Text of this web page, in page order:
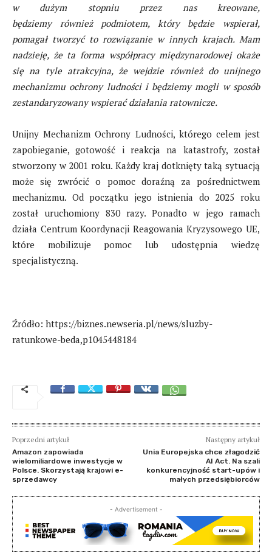
w dużym stopniu przez nas kreowane,
będziemy również podmiotem, który będzie wspierał,
pomagał tworzyć to rozwiązanie w innych krajach. Mam
nadzieję, że ta forma współpracy międzynarodowej okaże
się na tyle atrakcyjna, że wejdzie również do unijnego
mechanizmu ochrony ludności i będziemy mogli w sposób
zestandaryzowany wspierać działania ratownicze.
Unijny Mechanizm Ochrony Ludności, którego celem jest
zapobieganie, gotowość i reakcja na katastrofy, został
stworzony w 2001 roku. Każdy kraj dotknięty taką sytuacją
może się zwrócić o pomoc doraźną za pośrednictwem
mechanizmu. Od początku jego istnienia do 2025 roku
został uruchomiony 830 razy. Ponadto w jego ramach
działa Centrum Koordynacji Reagowania Kryzysowego UE,
które mobilizuje pomoc lub udostępnia wiedzę
specjalistyczną.
Źródło: https://biznes.newseria.pl/news/sluzby-
ratunkowe-beda,p1045448184
Poprzedni artykuł
Amazon zapowiada
wielomiliardowe inwestycje w
Polsce. Skorzystają krajowi e-
sprzedawcy
Następny artykuł
Unia Europejska chce złagodzić
AI Act. Na szali
konkurencyjność start-upów i
małych przedsiębiorców
- Advertisement -